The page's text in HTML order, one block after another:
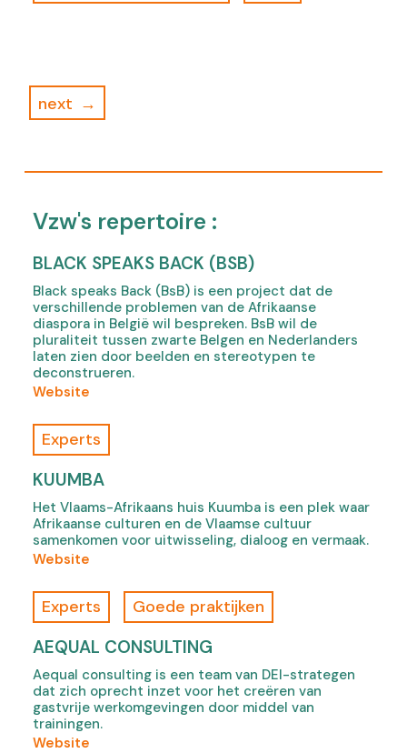
next
Vzw's repertoire :
BLACK SPEAKS BACK (BSB)
Black speaks Back (BsB) is een project dat de
verschillende problemen van de Afrikaanse
diaspora in België wil bespreken. BsB wil de
pluraliteit tussen zwarte Belgen en Nederlanders
laten zien door beelden en stereotypen te
deconstrueren.
Website
f
B
l
a
c
k
e
a
s
B
a
c
k
Experts
KUUMBA
Het Vlaams-Afrikaans huis Kuumba is een plek waar
Afrikaanse culturen en de Vlaamse cultuur
samenkomen voor uitwisseling, dialoog en vermaak.
Website
f
K
u
u
m
b
a
Experts Goede praktijken
AEQUAL CONSULTING
Aequal consulting is een team van DEI-strategen
dat zich oprecht inzet voor het creëren van
gastvrije werkomgevingen door middel van
trainingen.
Website